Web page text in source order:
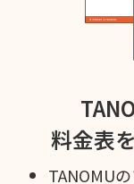
料金表
TANOMU